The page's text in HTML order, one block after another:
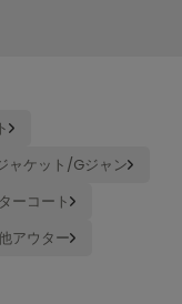
ャケット/Gジャン
ーコート
アウター